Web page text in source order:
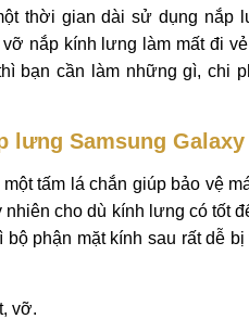
thời gian dài sử dụng nắp
nắp kính lưng làm mất đi
bạn cần làm những gì,
lưng Samsung
tấm lá chắn giúp bảo vệ
cho dù kính lưng có tốt
phận mặt kính sau rất dễ
vỡ.